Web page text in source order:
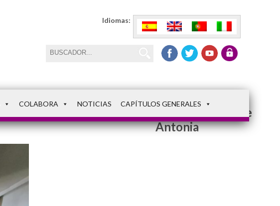
Idiomas:
COLABORA NOTICIAS CAPÍTULOS GENERALES
28 febrero Madre
Antonia